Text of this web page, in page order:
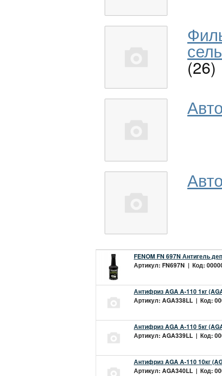
(26)
FENOM FN 697N Антигель
Артикул: FN697N | Код:
Антифриз AGA A-110 1кг
Артикул: AGA338LL | Код:
Антифриз AGA A-110 5кг
Артикул: AGA339LL | Код:
Антифриз AGA A-110 10кг
Артикул: AGA340LL | Код: